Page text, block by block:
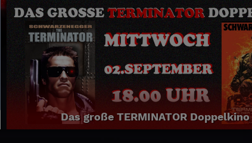
Das große TERMINATOR Doppelkino